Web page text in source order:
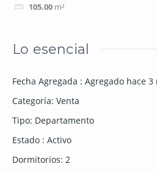
105.00 m²
Lo esencial
Fecha Agregada : Agregado hace 3
Categoría: Venta
Tipo: Departamento
Estado : Activo
Dormitorios: 2